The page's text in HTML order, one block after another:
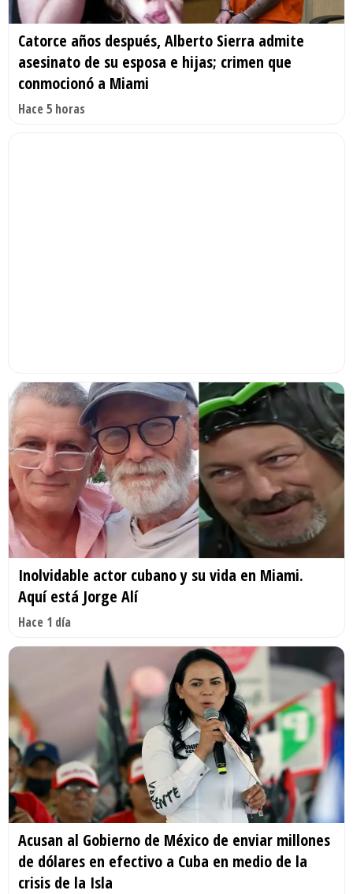
Catorce años después, Alberto Sierra admite
asesinato de su esposa e hijas; crimen que
conmocionó a Miami
Hace 5 horas
Inolvidable actor cubano y su vida en Miami.
Aquí está Jorge Alí
Hace 1 día
Acusan al Gobierno de México de enviar millones
de dólares en efectivo a Cuba en medio de la
crisis de la Isla